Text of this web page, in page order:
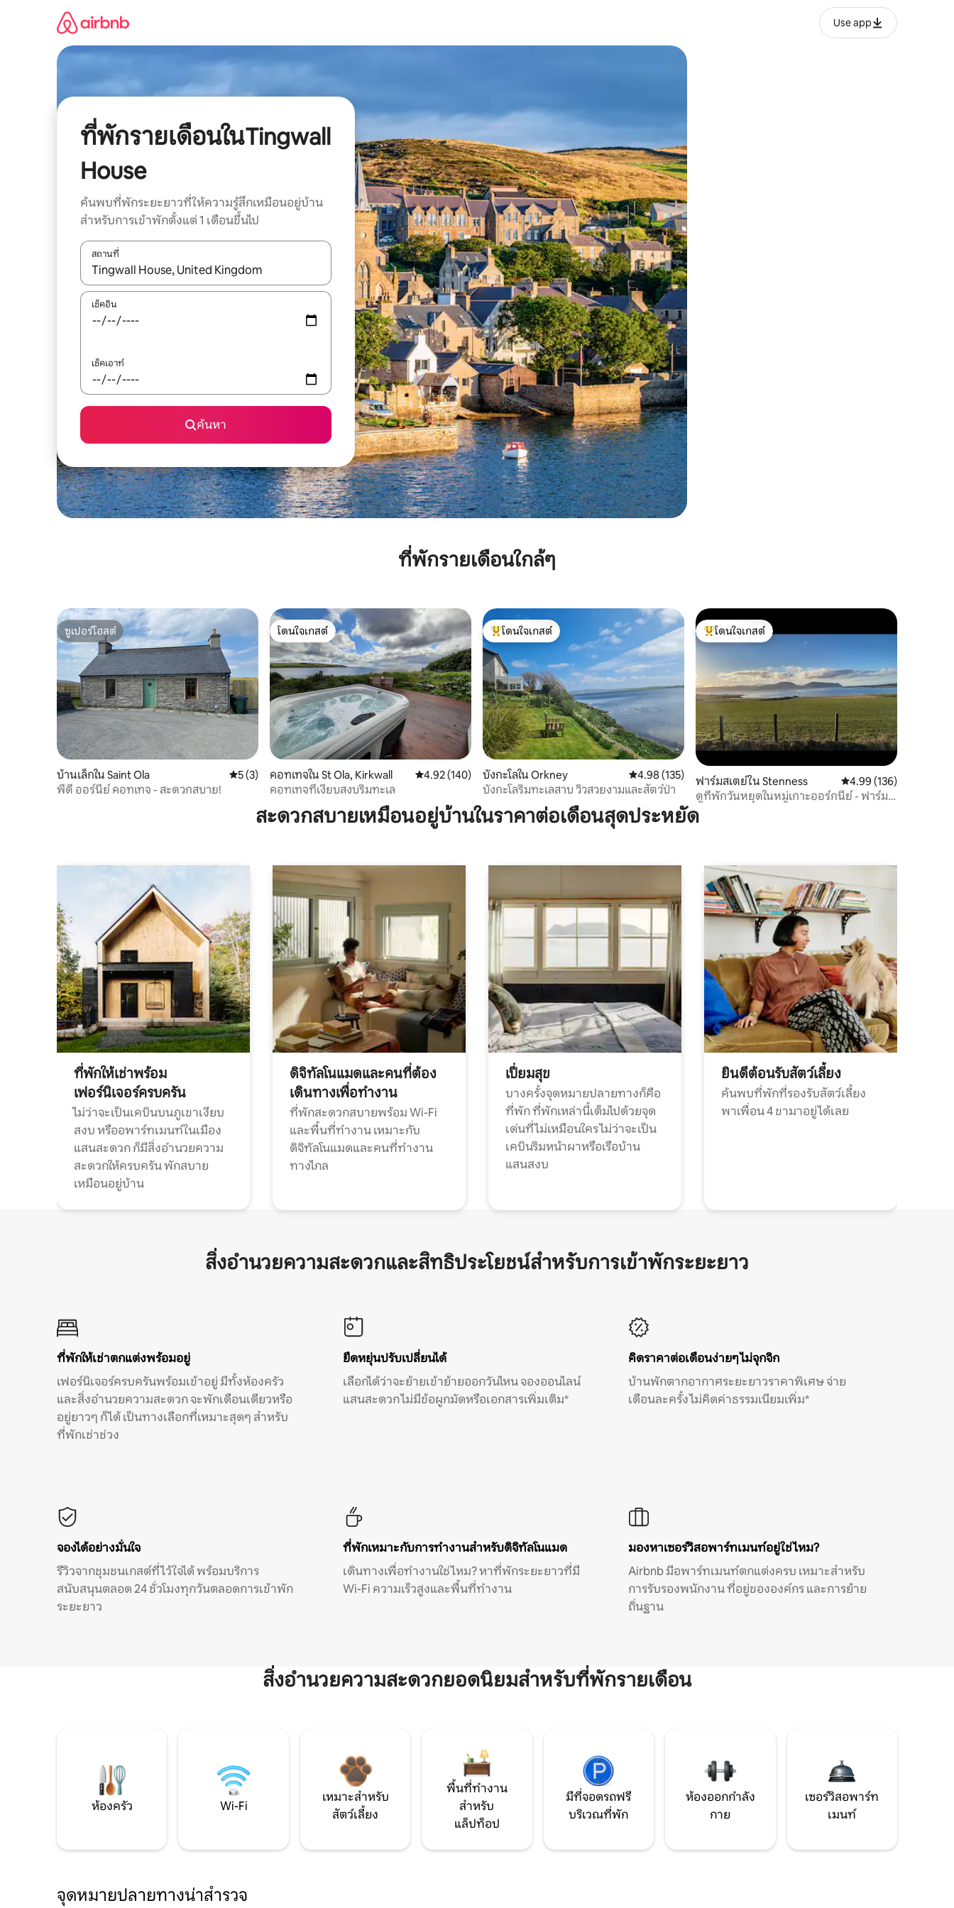
Use app
ที่พักรายเดือนในTingwall
House
ค้นพบที่พักระยะยาวที่ให้ความรู้สึกเหมือนอยู่บ้าน
สำหรับการเข้าพักตั้งแต่ 1 เดือนขึ้นไป
สถานที่
ใช้ลูกศรขึ้นลง หรือใช้การสัมผัสหรือปัด เพื่อสำรวจผลการค้นหา
เช็คอิน
เช็คเอาท์
ค้นหา
ที่พักรายเดือนใกล้ๆ
ซูเปอร์โฮสต์
ซูเปอร์โฮสต์
บ้านเล็กใน Saint Ola คะแนนเฉลี่ย 5 จาก 5, 3 รีวิว
5 (3)
พีดี ออร์นีย์ คอทเทจ - สะดวกสบาย!
โดนใจเกสต์
โดนใจเกสต์
คอทเทจใน St Ola, Kirkwall คะแนนเฉลี่ย 4.92 จาก 5, 140 รีวิว
4.92 (140)
คอทเทจที่เงียบสงบริมทะเล
โดนใจเกสต์ที่สุด
โดนใจเกสต์
บังกะโลใน Orkney คะแนนเฉลี่ย 4.98 จาก 5, 135 รีวิว
4.98 (135)
บังกะโลริมทะเลสาบ วิวสวยงามและสัตว์ป่า
โดนใจเกสต์ที่สุด
โดนใจเกสต์
ฟาร์มสเตย์ใน Stenness คะแนนเฉลี่ย 4.99 จาก
4.99 (136)
ดูที่พักวันหยุดในหมู่เกาะออร์กนีย์ - ฟาร์ม
เฮาส์
สะดวกสบายเหมือนอยู่บ้านในราคาต่อเดือนสุดประหยัด
ที่พักให้เช่าพร้อม
เฟอร์นิเจอร์ครบครัน
ไม่ว่าจะเป็นเคบินบนภูเขาเงียบ
สงบ หรืออพาร์ทเมนท์ในเมือง
แสนสะดวก ก็มีสิ่งอำนวยความ
สะดวกให้ครบครัน พักสบาย
เหมือนอยู่บ้าน
ดิจิทัลโนแมดและคนที่ต้อง
เดินทางเพื่อทำงาน
ที่พักสะดวกสบายพร้อม Wi-Fi
และพื้นที่ทำงาน เหมาะกับ
ดิจิทัลโนแมดและคนที่ทำงาน
ทางไกล
เปี่ยมสุข
บางครั้งจุดหมายปลายทางก็คือ
ที่พัก ที่พักเหล่านี้เต็มไปด้วยจุด
เด่นที่ไม่เหมือนใคร ไม่ว่าจะเป็น
เคบินริมหน้าผาหรือเรือบ้าน
แสนสงบ
ยินดีต้อนรับสัตว์เลี้ยง
ค้นพบที่พักที่รองรับสัตว์เลี้ยง
พาเพื่อน 4 ขามาอยู่ได้เลย
สิ่งอำนวยความสะดวกและสิทธิประโยชน์สำหรับการเข้าพักระยะยาว
ที่พักให้เช่าตกแต่งพร้อมอยู่
เฟอร์นิเจอร์ครบครันพร้อมเข้าอยู่ มีทั้งห้องครัว
และสิ่งอำนวยความสะดวก จะพักเดือนเดียวหรือ
อยู่ยาวๆ ก็ได้ เป็นทางเลือกที่เหมาะสุดๆ สำหรับ
ที่พักเช่าช่วง
ยืดหยุ่นปรับเปลี่ยนได้
เลือกได้ว่าจะย้ายเข้าย้ายออกวันไหน จองออนไลน์
แสนสะดวก ไม่มีข้อผูกมัดหรือเอกสารเพิ่มเติม*
คิดราคาต่อเดือนง่ายๆ ไม่จุกจิก
บ้านพักตากอากาศระยะยาวราคาพิเศษ จ่าย
เดือนละครั้ง ไม่คิดค่าธรรมเนียมเพิ่ม*
จองได้อย่างมั่นใจ
รีวิวจากชุมชนเกสต์ที่ไว้ใจได้ พร้อมบริการ
สนับสนุนตลอด 24 ชั่วโมงทุกวันตลอดการเข้าพัก
ระยะยาว
ที่พักเหมาะกับการทำงานสำหรับดิจิทัลโนแมด
เดินทางเพื่อทำงานใช่ไหม? หาที่พักระยะยาวที่มี
Wi-Fi ความเร็วสูงและพื้นที่ทำงาน
มองหาเซอร์วิสอพาร์ทเมนท์อยู่ใช่ไหม?
Airbnb มีอพาร์ทเมนท์ตกแต่งครบ เหมาะสำหรับ
การรับรองพนักงาน ที่อยู่ขององค์กร และการย้าย
ถิ่นฐาน
สิ่งอำนวยความสะดวกยอดนิยมสำหรับที่พักรายเดือน
ห้องครัว Wi-Fi
เหมาะสำหรับ
สัตว์เลี้ยง
พื้นที่ทำงาน
สำหรับ
แล็ปท็อป
มีที่จอดรถฟรี
บริเวณที่พัก
ห้องออกกำลัง
กาย
เซอร์วิสอพาร์ท
เมนท์
จุดหมายปลายทางน่าสำรวจ